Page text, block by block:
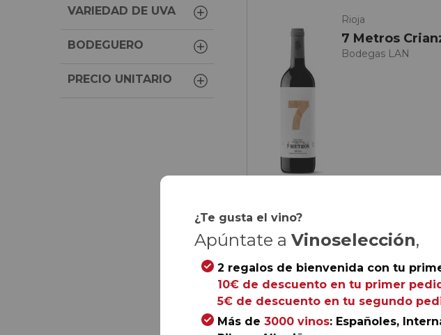
Rioja
7 Metros
Bodegas LAN
54,00€
9,00€/ botella
AÑADIR AL
VARIEDAD DE UVA
BODEGUERO
PRECIO UNITARIO
¿Te gusta el vino?
Apúntate a Vinoselección,
2 regalos de bienvenida con tu
10€ de descuento en tu primer
5€ de descuento en tu segundo
Más de 3000 vinos: Españoles,